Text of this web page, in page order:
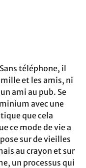
téléphone, il
et les amis, ni
ami au pub. Se
avec une
que cela
ce mode de vie a
sur de vieilles
au crayon et sur
un processus qui